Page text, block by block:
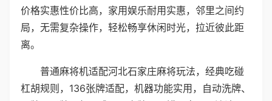
价格实惠性价比高，家用娱乐耐用实惠，邻里之间约
局，无需复杂操作，轻松畅享休闲时光，拉近彼此距
离。
普通麻将机适配河北石家庄麻将玩法，经典吃碰
杠胡规则，136张牌适配，机器功能实用，自动洗牌、